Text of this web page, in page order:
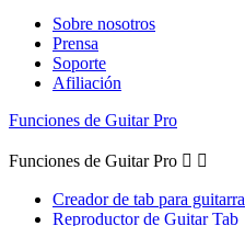
Sobre nosotros
Prensa
Soporte
Afiliación
Funciones de Guitar Pro
Funciones de Guitar Pro  
Creador de tab para guitarra
Reproductor de Guitar Tab